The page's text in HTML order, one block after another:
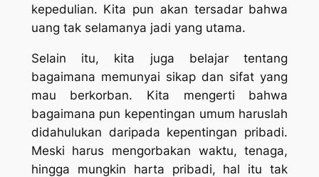
kepedulian. Kita pun akan tersadar bahwa
uang tak selamanya jadi yang utama.
Selain itu, kita juga belajar tentang
bagaimana memunyai sikap dan sifat yang
mau berkorban. Kita mengerti bahwa
bagaimana pun kepentingan umum haruslah
didahulukan daripada kepentingan pribadi.
Meski harus mengorbakan waktu, tenaga,
hingga mungkin harta pribadi, hal itu tak